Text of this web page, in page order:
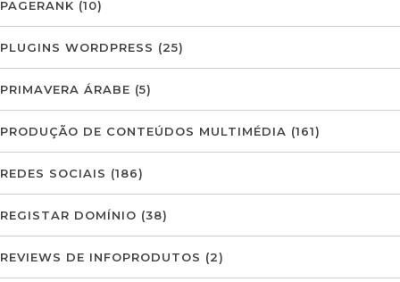
PAGERANK (10)
PLUGINS WORDPRESS (25)
PRIMAVERA ÁRABE (5)
PRODUÇÃO DE CONTEÚDOS MULTIMÉDIA (161)
REDES SOCIAIS (186)
REGISTAR DOMÍNIO (38)
REVIEWS DE INFOPRODUTOS (2)